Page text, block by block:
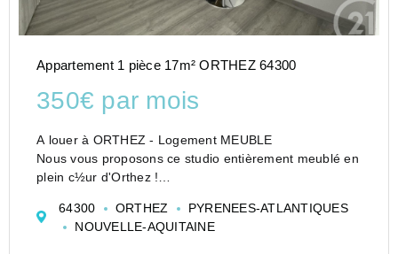
Appartement 1 pièce 17m² ORTHEZ 64300
350€ par mois
A louer à ORTHEZ - Logement MEUBLE
Nous vous proposons ce studio entièrement meublé en
plein c½ur d'Orthez !
équipements, un coin nuit donnant accès à la salle
d'eau et un WC indépenda...
64300 ORTHEZ
PYRENEES-ATLANTIQUES
NOUVELLE-AQUITAINE